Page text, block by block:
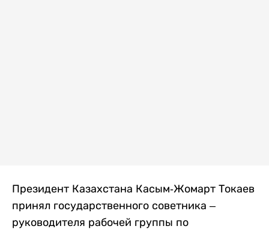
Президент Казахстана Касым-Жомарт Токаев
принял государственного советника –
руководителя рабочей группы по